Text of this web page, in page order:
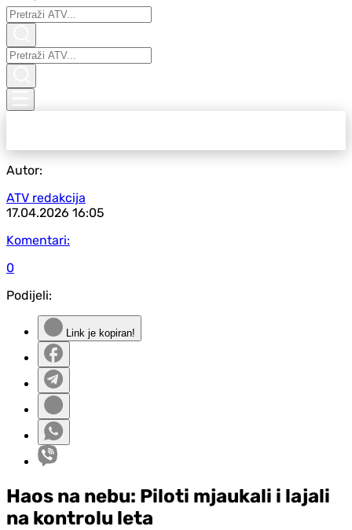
Autor:
ATV redakcija
17.04.2026 16:05
Komentari:
0
Podijeli:
Link je kopiran!
Haos na nebu: Piloti mjaukali i lajali
na kontrolu leta